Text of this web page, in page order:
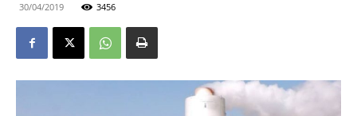
30/04/2019 3456